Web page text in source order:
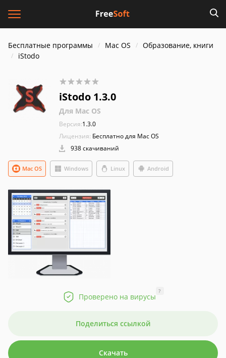
Бесплатные программы Mac OS
Образование, книги
iStodo
iStodo 1.3.0
Для Mac OS
Версия:1.3.0
Лицензия: Бесплатно для Mac OS
938 скачиваний
Windows
Mac OS Linux Android
Проверено на вирусы
?
Поделиться ссылкой
Скачать